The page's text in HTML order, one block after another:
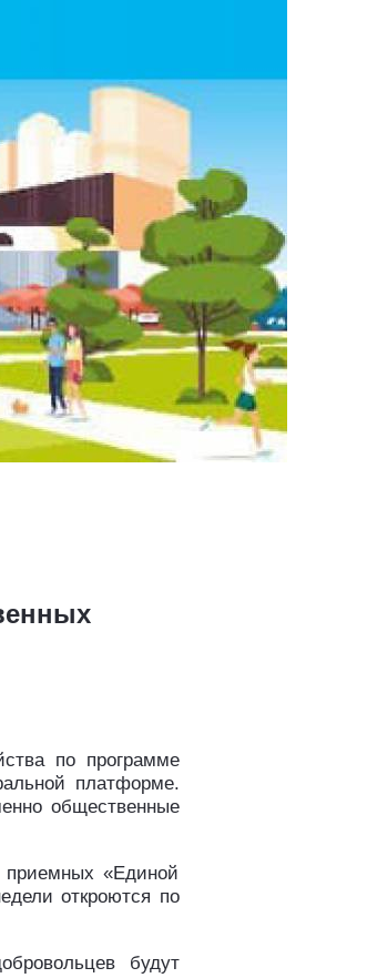
по программе
платформе.
общественные
«Единой
откроются по
будут